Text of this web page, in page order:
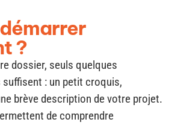
?
dossier, seuls quelques
: un petit croquis,
brève description de votre projet.
de comprendre
et de préparer votre dossier
besoin d’être expert ni de fournir